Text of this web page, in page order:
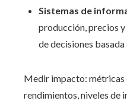
Sistemas de
producción, precios
de decisiones basada
Medir impacto: métricas
rendimientos, niveles de